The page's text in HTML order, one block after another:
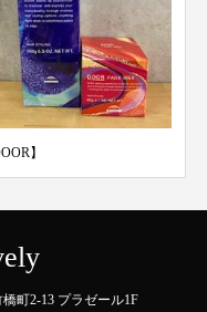
】
町2-13 プラゼール1F